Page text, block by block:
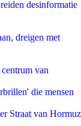
desinformatie
dreigen met
van
die mensen
Straat van Hormuz